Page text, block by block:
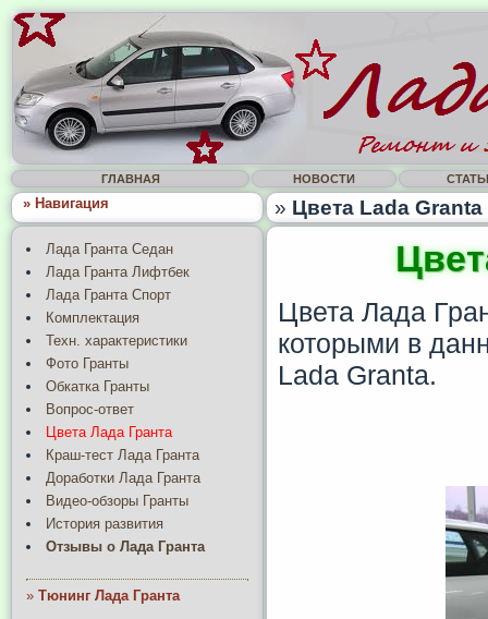
ГЛАВНАЯ НОВОСТИ
» Навигация » Цвета Lada Granta
Лада Гранта Седан
Лада Гранта Лифтбек
Лада Гранта Спорт
Комплектация
Техн. характеристики
Фото Гранты
Обкатка Гранты
Вопрос-ответ
Цвета Лада Гранта
Краш-тест Лада Гранта
Доработки Лада Гранта
Видео-обзоры Гранты
История развития
Отзывы о Лада Гранта
» Тюнинг Лада Гранта
Цвета Лада
которыми в
Lada Granta.